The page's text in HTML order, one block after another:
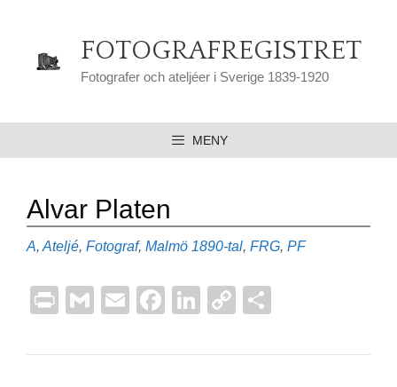
FOTOGRAFREGISTRET
Fotografer och ateljéer i Sverige 1839-1920
MENY
Alvar Platen
Kategorier
A, Ateljé, Fotograf, Malmö Etiketter
1890-tal, FRG, PF
Pr
t
G
ail
E
ail
F
c
Li
k
C
p
a